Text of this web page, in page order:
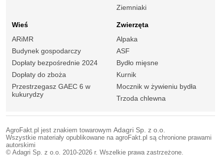
Ziemniaki
Wieś
ARiMR
Budynek gospodarczy
Dopłaty bezpośrednie 2024
Dopłaty do zboża
Przestrzegasz GAEC 6 w
kukurydzy
Zwierzęta
Alpaka
ASF
Bydło mięsne
Kurnik
Mocznik w żywieniu bydła
Trzoda chlewna
AgroFakt.pl jest znakiem towarowym Adagri Sp. z o.o.
Wszystkie materiały opublikowane na agroFakt.pl są chronione prawami
autorskimi
© Adagri Sp. z o.o. 2010-2026 r. Wszelkie prawa zastrzeżone.